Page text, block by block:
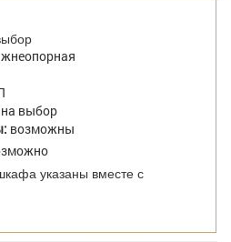
на выбор
возможны
указаны вместе с